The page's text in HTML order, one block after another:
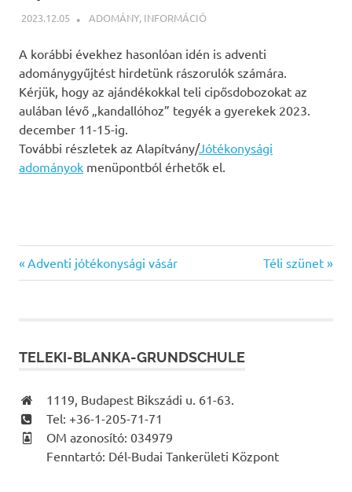
2023.12.05 BÁRTFAI JUDIT
ADOMÁNY, INFORMÁCIÓ
A korábbi évekhez hasonlóan idén is adventi
adománygyűjtést hirdetünk rászorulók számára.
Kérjük, hogy az ajándékokkal teli cipősdobozokat az
aulában lévő „kandallóhoz” tegyék a gyerekek 2023.
december 11-15-ig.
További részletek az Alapítvány/Jótékonysági
adományok menüpontból érhetők el.
Bejegyzés
Previous
Post:
Adventi jótékonysági vásár
Next
Post:
Téli szünet
TELEKI-BLANKA-GRUNDSCHULE
1119, Budapest Bikszádi u. 61-63.
Tel: +36-1-205-71-71
OM azonosító: 034979
Fenntartó: Dél-Budai Tankerületi Központ